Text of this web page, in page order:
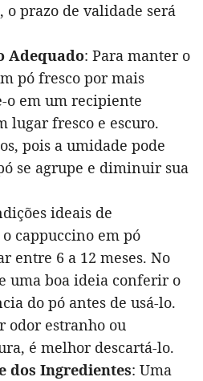
o prazo de validade será
Adequado: Para manter o
pó fresco por mais
o em um recipiente
lugar fresco e escuro.
pois a umidade pode
se agrupe e diminuir sua
ideais de
cappuccino em pó
entre 6 a 12 meses. No
uma boa ideia conferir o
do pó antes de usá-lo.
odor estranho ou
é melhor descartá-lo.
dos Ingredientes: Uma